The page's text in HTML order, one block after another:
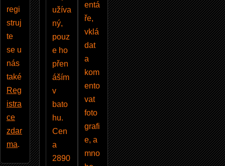
regi
struj
te
se u
nás
také
Reg
istra
ce
zdar
ma.
užíva
ný,
pouz
e ho
přen
áším
v
bato
hu.
Cen
a
2890
entá
ře,
vklá
dat
a
kom
ento
vat
foto
grafi
e, a
mno